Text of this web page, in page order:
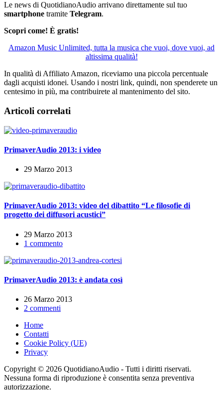
Le news di QuotidianoAudio arrivano direttamente sul tuo
smartphone tramite Telegram.
Scopri come! È gratis!
Amazon Music Unlimited, tutta la musica che vuoi, dove vuoi, ad
altissima qualità!
In qualità di Affiliato Amazon, riceviamo una piccola percentuale
dagli acquisti idonei. Usando i nostri link, quindi, non spenderete un
centesimo in più, ma contribuirete al mantenimento del sito.
Articoli correlati
PrimaverAudio 2013: i video
29 Marzo 2013
PrimaverAudio 2013: video del dibattito “Le filosofie di
progetto dei diffusori acustici”
29 Marzo 2013
1 commento
PrimaverAudio 2013: è andata così
26 Marzo 2013
2 commenti
Home
Contatti
Cookie Policy (UE)
Privacy
Copyright © 2026 QuotidianoAudio - Tutti i diritti riservati.
Nessuna forma di riproduzione è consentita senza preventiva
autorizzazione.